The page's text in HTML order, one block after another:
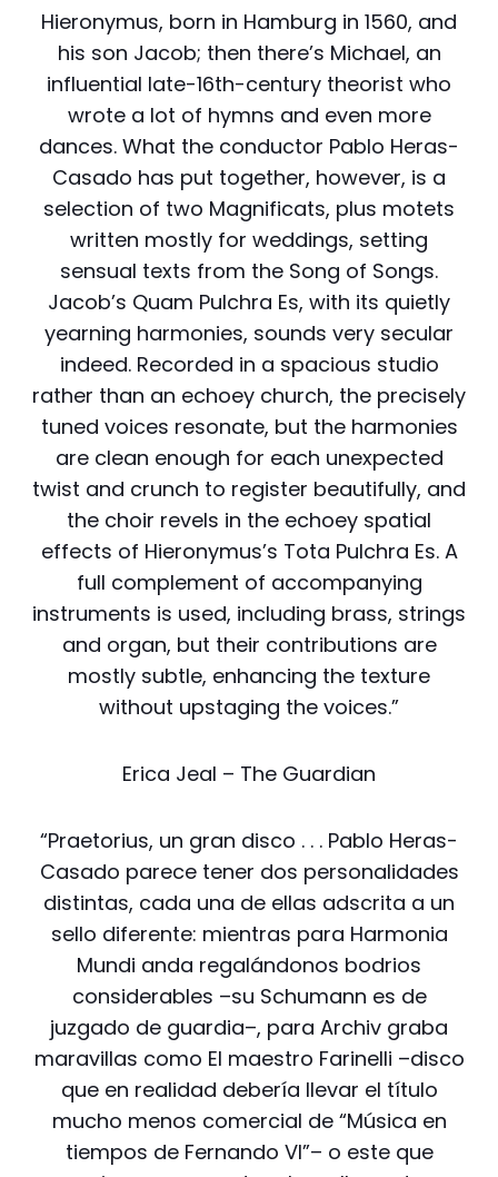
Hieronymus, born in Hamburg in 1560, and
his son Jacob; then there’s Michael, an
influential late-16th-century theorist who
wrote a lot of hymns and even more
dances. What the conductor Pablo Heras-
Casado has put together, however, is a
selection of two Magnificats, plus motets
written mostly for weddings, setting
sensual texts from the Song of Songs.
Jacob’s Quam Pulchra Es, with its quietly
yearning harmonies, sounds very secular
indeed. Recorded in a spacious studio
rather than an echoey church, the precisely
tuned voices resonate, but the harmonies
are clean enough for each unexpected
twist and crunch to register beautifully, and
the choir revels in the echoey spatial
effects of Hieronymus’s Tota Pulchra Es. A
full complement of accompanying
instruments is used, including brass, strings
and organ, but their contributions are
mostly subtle, enhancing the texture
without upstaging the voices.”
Erica Jeal – The Guardian
“Praetorius, un gran disco . . . Pablo Heras-
Casado parece tener dos personalidades
distintas, cada una de ellas adscrita a un
sello diferente: mientras para Harmonia
Mundi anda regalándonos bodrios
considerables –su Schumann es de
juzgado de guardia–, para Archiv graba
maravillas como El maestro Farinelli –disco
que en realidad debería llevar el título
mucho menos comercial de “Música en
tiempos de Fernando VI”– o este que